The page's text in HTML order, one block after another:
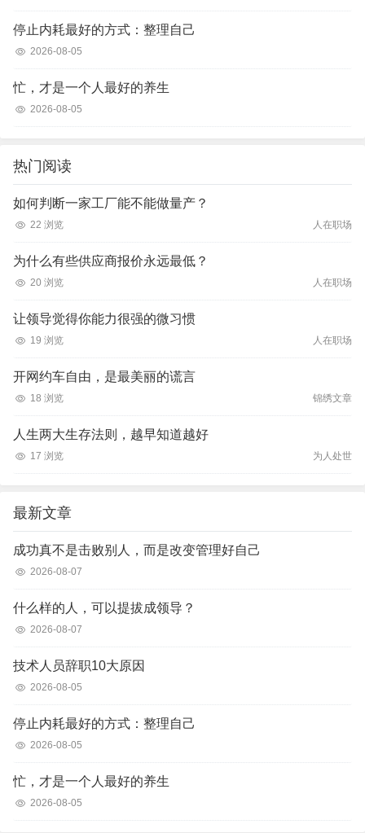
停止内耗最好的方式：整理自己
2026-08-05
忙，才是一个人最好的养生
2026-08-05
热门阅读
如何判断一家工厂能不能做量产？
22 浏览 人在职场
为什么有些供应商报价永远最低？
20 浏览 人在职场
让领导觉得你能力很强的微习惯
19 浏览 人在职场
开网约车自由，是最美丽的谎言
18 浏览 锦绣文章
人生两大生存法则，越早知道越好
17 浏览 为人处世
最新文章
成功真不是击败别人，而是改变管理好自己
2026-08-07
什么样的人，可以提拔成领导？
2026-08-07
技术人员辞职10大原因
2026-08-05
停止内耗最好的方式：整理自己
2026-08-05
忙，才是一个人最好的养生
2026-08-05